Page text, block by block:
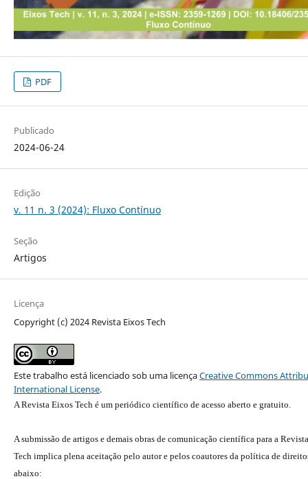
PDF
Publicado
2024-06-24
Edição
v. 11 n. 3 (2024): Fluxo Contínuo
Seção
Artigos
Licença
Copyright (c) 2024 Revista Eixos Tech
Este trabalho está licenciado sob uma licençaCreative Commons
International License.
A Revista Eixos Tech é um periódico científico de acesso aberto e gratuito.
A submissão de artigos e demais obras de comunicação científica para a
Tech implica plena aceitação pelo autor e pelos coautores da política de
abaixo: